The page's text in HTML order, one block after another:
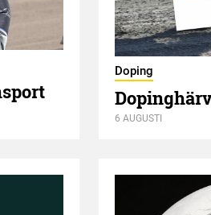
Doping
6 AUGUSTI